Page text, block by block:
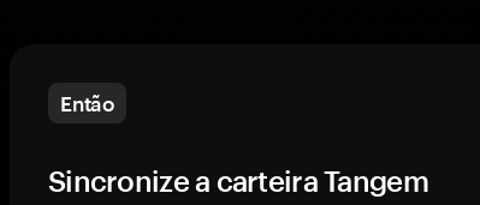
Então
Sincronize a carteira Tangem